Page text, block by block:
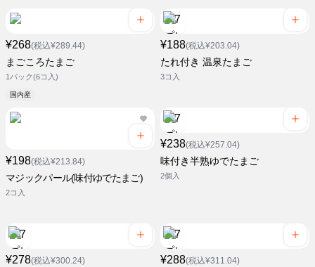
¥268(税込¥289.44)
まごころたまご
1パック(6コ入)
国内産
¥188(税込¥203.04)
たれ付き 温泉たまご
3コ入
¥198(税込¥213.84)
マジックパール(味付ゆでたまご)
2コ入
¥238(税込¥257.04)
味付き半熟ゆでたまご
2個入
¥278(税込¥300.24) ¥288(税込¥311.04)